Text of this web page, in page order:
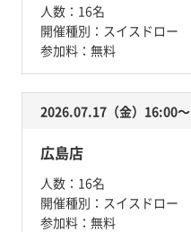
人数： 16名
開催種別： スイスドロー
参加料： 無料
2026.07.17（金）16:00〜
広島店
人数： 16名
開催種別： スイスドロー
参加料： 無料